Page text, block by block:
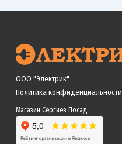
ООО "Электрик"
Политика конфиденциальности
Магазин Сергиев Посад